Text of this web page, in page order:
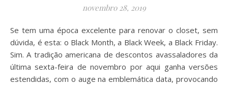
novembro 28, 2019
Se tem uma época excelente para renovar o closet, sem
dúvida, é esta: o Black Month, a Black Week, a Black Friday.
Sim. A tradição americana de descontos avassaladores da
última sexta-feira de novembro por aqui ganha versões
estendidas, com o auge na emblemática data, provocando